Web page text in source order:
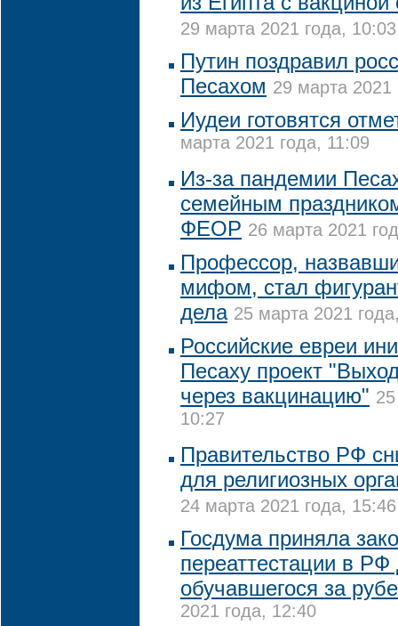
29 марта 2021 года, 10:03
Путин поздравил
Песахом 29 марта 2021
Иудеи готовятся
марта 2021 года, 11:09
Из-за пандемии
семейным
ФЕОР 26 марта 2021
Профессор,
мифом, стал
дела 25 марта 2021
Российские евреи
Песаху проект
через вакцинацию"
10:27
Правительство РФ
для религиозных
24 марта 2021 года, 15:46
Госдума приняла
переаттестации в РФ
обучавшегося за
2021 года, 12:40